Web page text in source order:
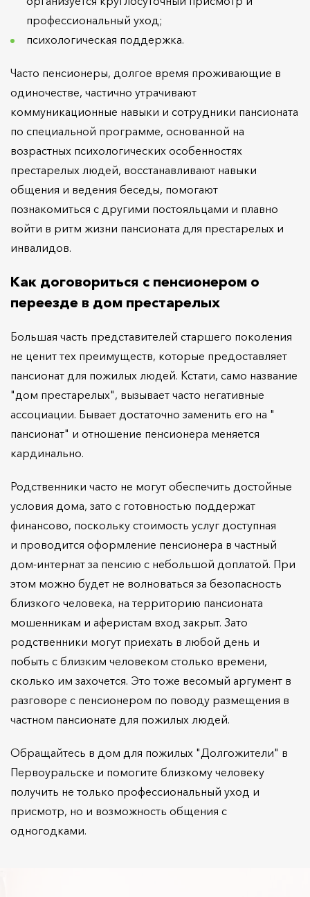
профессиональный уход;
психологическая поддержка.
Часто пенсионеры, долгое время проживающие в
одиночестве, частично утрачивают
коммуникационные навыки и сотрудники пансионата
по специальной программе, основанной на
возрастных психологических особенностях
престарелых людей, восстанавливают навыки
общения и ведения беседы, помогают
познакомиться с другими постояльцами и плавно
войти в ритм жизни пансионата для престарелых и
инвалидов.
Как договориться с пенсионером о
переезде в дом престарелых
Большая часть представителей старшего поколения
не ценит тех преимуществ, которые предоставляет
пансионат для пожилых людей. Кстати, само название
"дом престарелых", вызывает часто негативные
ассоциации. Бывает достаточно заменить его на "
пансионат" и отношение пенсионера меняется
кардинально.
Родственники часто не могут обеспечить достойные
условия дома, зато с готовностью поддержат
финансово, поскольку стоимость услуг доступная
и проводится оформление пенсионера в частный
дом-интернат за пенсию с небольшой доплатой. При
этом можно будет не волноваться за безопасность
близкого человека, на территорию пансионата
мошенникам и аферистам вход закрыт. Зато
родственники могут приехать в любой день и
побыть с близким человеком столько времени,
сколько им захочется. Это тоже весомый аргумент в
разговоре с пенсионером по поводу размещения в
частном пансионате для пожилых людей.
Обращайтесь в дом для пожилых "Долгожители" в
Первоуральске и помогите близкому человеку
получить не только профессиональный уход и
присмотр, но и возможность общения с
одногодками.